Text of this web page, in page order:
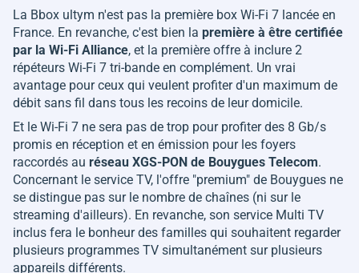
La Bbox ultym n'est pas la première box Wi-Fi 7 lancée en
France. En revanche, c'est bien la première à être certifiée
par la Wi-Fi Alliance, et la première offre à inclure 2
répéteurs Wi-Fi 7 tri-bande en complément. Un vrai
avantage pour ceux qui veulent profiter d'un maximum de
débit sans fil dans tous les recoins de leur domicile.
Et le Wi-Fi 7 ne sera pas de trop pour profiter des 8 Gb/s
promis en réception et en émission pour les foyers
raccordés au réseau XGS-PON de Bouygues Telecom.
Concernant le service TV, l'offre "premium" de Bouygues ne
se distingue pas sur le nombre de chaînes (ni sur le
streaming d'ailleurs). En revanche, son service Multi TV
inclus fera le bonheur des familles qui souhaitent regarder
plusieurs programmes TV simultanément sur plusieurs
appareils différents.